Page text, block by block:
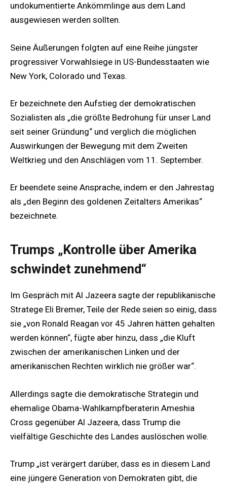
undokumentierte Ankömmlinge aus dem Land
ausgewiesen werden sollten.
Seine Äußerungen folgten auf eine Reihe jüngster
progressiver Vorwahlsiege in US-Bundesstaaten wie
New York, Colorado und Texas.
Er bezeichnete den Aufstieg der demokratischen
Sozialisten als „die größte Bedrohung für unser Land
seit seiner Gründung“ und verglich die möglichen
Auswirkungen der Bewegung mit dem Zweiten
Weltkrieg und den Anschlägen vom 11. September.
Er beendete seine Ansprache, indem er den Jahrestag
als „den Beginn des goldenen Zeitalters Amerikas“
bezeichnete.
Trumps „Kontrolle über Amerika
schwindet zunehmend“
Im Gespräch mit Al Jazeera sagte der republikanische
Stratege Eli Bremer, Teile der Rede seien so einig, dass
sie „von Ronald Reagan vor 45 Jahren hätten gehalten
werden können“, fügte aber hinzu, dass „die Kluft
zwischen der amerikanischen Linken und der
amerikanischen Rechten wirklich nie größer war“.
Allerdings sagte die demokratische Strategin und
ehemalige Obama-Wahlkampfberaterin Ameshia
Cross gegenüber Al Jazeera, dass Trump die
vielfältige Geschichte des Landes auslöschen wolle.
Trump „ist verärgert darüber, dass es in diesem Land
eine jüngere Generation von Demokraten gibt, die